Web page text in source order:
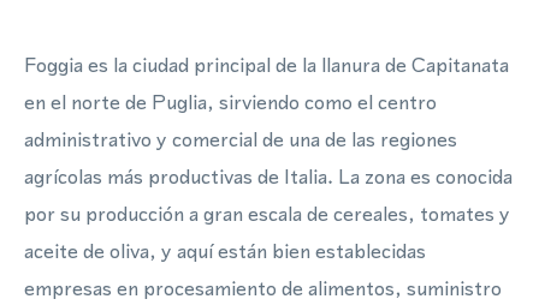
Foggia es la ciudad principal de la llanura de Capitanata
en el norte de Puglia, sirviendo como el centro
administrativo y comercial de una de las regiones
agrícolas más productivas de Italia. La zona es conocida
por su producción a gran escala de cereales, tomates y
aceite de oliva, y aquí están bien establecidas
empresas en procesamiento de alimentos, suministro